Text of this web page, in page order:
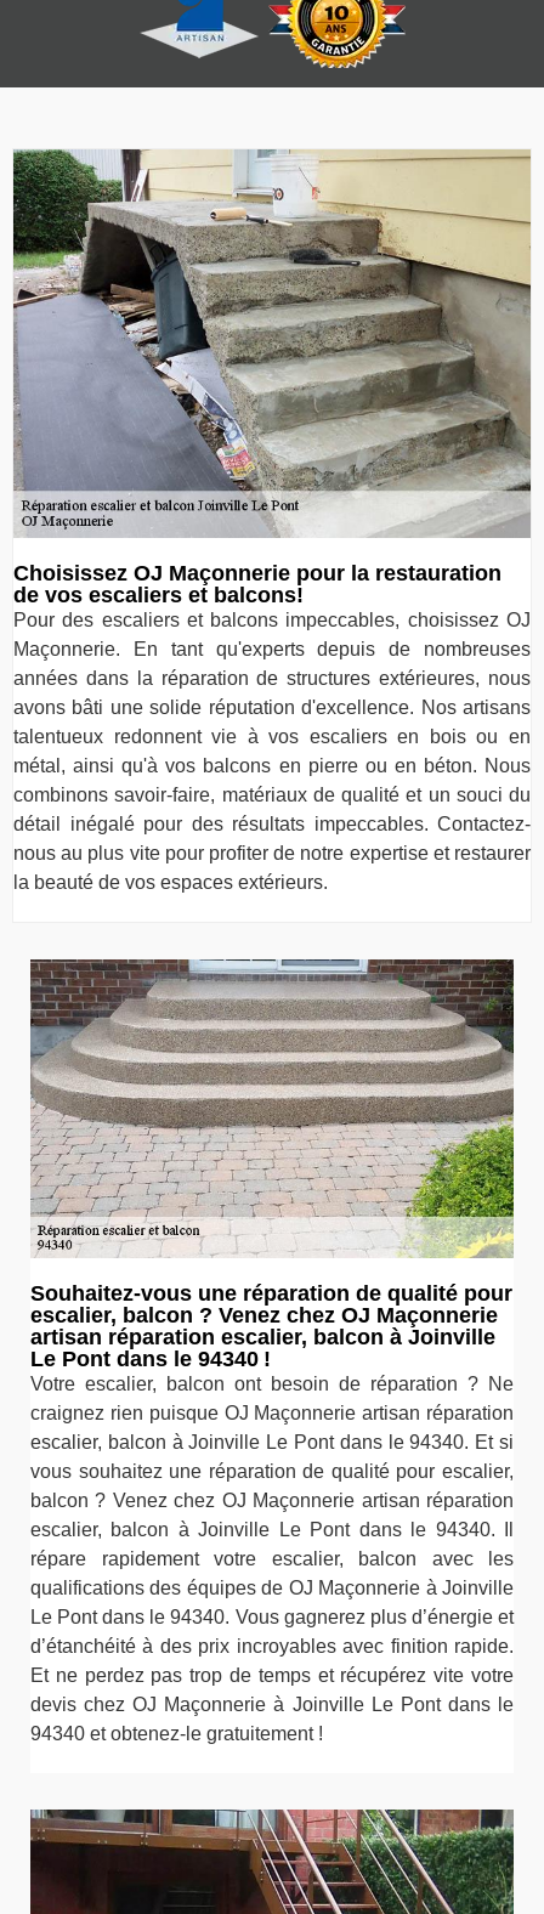
Choisissez OJ Maçonnerie pour la restauration
de vos escaliers et balcons!
Pour des escaliers et balcons impeccables, choisissez OJ
Maçonnerie. En tant qu'experts depuis de nombreuses
années dans la réparation de structures extérieures, nous
avons bâti une solide réputation d'excellence. Nos artisans
talentueux redonnent vie à vos escaliers en bois ou en
métal, ainsi qu'à vos balcons en pierre ou en béton. Nous
combinons savoir-faire, matériaux de qualité et un souci du
détail inégalé pour des résultats impeccables. Contactez-
nous au plus vite pour profiter de notre expertise et restaurer
la beauté de vos espaces extérieurs.
Souhaitez-vous une réparation de qualité pour
escalier, balcon ? Venez chez OJ Maçonnerie
artisan réparation escalier, balcon à Joinville
Le Pont dans le 94340 !
Votre escalier, balcon ont besoin de réparation ? Ne
craignez rien puisque OJ Maçonnerie artisan réparation
escalier, balcon à Joinville Le Pont dans le 94340. Et si
vous souhaitez une réparation de qualité pour escalier,
balcon ? Venez chez OJ Maçonnerie artisan réparation
escalier, balcon à Joinville Le Pont dans le 94340. Il
répare rapidement votre escalier, balcon avec les
qualifications des équipes de OJ Maçonnerie à Joinville
Le Pont dans le 94340. Vous gagnerez plus d’énergie et
d’étanchéité à des prix incroyables avec finition rapide.
Et ne perdez pas trop de temps et récupérez vite votre
devis chez OJ Maçonnerie à Joinville Le Pont dans le
94340 et obtenez-le gratuitement !